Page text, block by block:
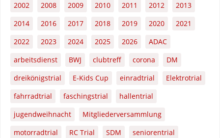
2002 2008 2009 2010 2011 2012
2013
2014
2016 2017 2018 2019 2020
2021
2022
2023 2024 2025 2026
ADAC
arbeitsdienst
BWJ clubtreff corona
DM
dreikönigstrial
E-Kids Cup einradtrial
Elektrotrial
fahrradtrial
faschingstrial
hallentrial
jugendweihnacht
Mitgliederversammlung
motorradtrial
RC Trial SDM
seniorentrial